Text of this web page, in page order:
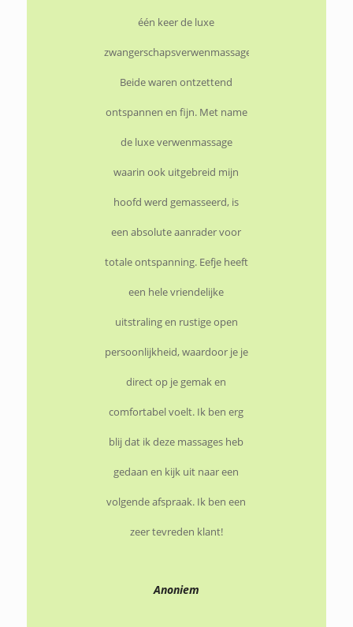
één keer de luxe
zwangerschapsverwenmassage.
Beide waren ontzettend
ontspannen en fijn. Met name
de luxe verwenmassage
waarin ook uitgebreid mijn
hoofd werd gemasseerd, is
een absolute aanrader voor
totale ontspanning. Eefje heeft
een hele vriendelijke
uitstraling en rustige open
persoonlijkheid, waardoor je je
direct op je gemak en
comfortabel voelt. Ik ben erg
blij dat ik deze massages heb
gedaan en kijk uit naar een
volgende afspraak. Ik ben een
zeer tevreden klant!
Anoniem